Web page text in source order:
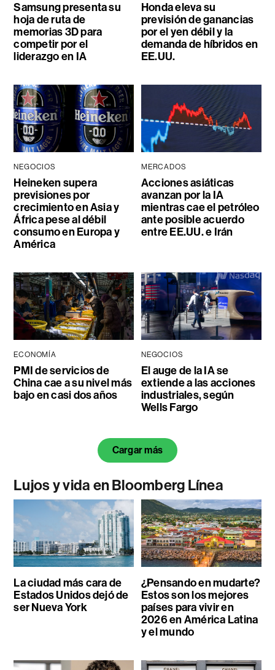
Samsung presenta su
hoja de ruta de
memorias 3D para
competir por el
liderazgo en IA
Honda eleva su
previsión de ganancias
por el yen débil y la
demanda de híbridos en
EE.UU.
NEGOCIOS
Heineken supera
previsiones por
crecimiento en Asia y
África pese al débil
consumo en Europa y
América
MERCADOS
Acciones asiáticas
avanzan por la IA
mientras cae el petróleo
ante posible acuerdo
entre EE.UU. e Irán
ECONOMÍA
PMI de servicios de
China cae a su nivel más
bajo en casi dos años
NEGOCIOS
El auge de la IA se
extiende a las acciones
industriales, según
Wells Fargo
Cargar más
Lujos y vida en Bloomberg Línea
La ciudad más cara de
Estados Unidos dejó de
ser Nueva York
¿Pensando en mudarte?
Estos son los mejores
países para vivir en
2026 en América Latina
y el mundo